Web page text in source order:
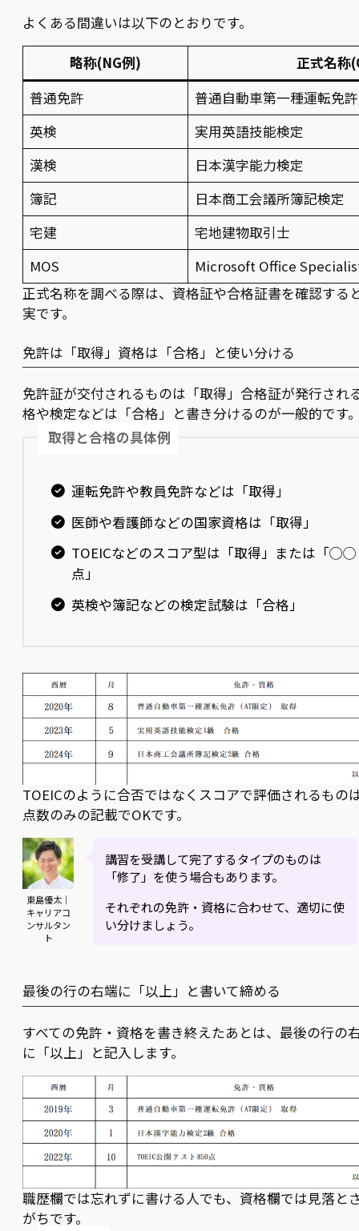
よくある間違いは以下のとおりです。
略称(NG例)
正式名称
普通免許
普通自動車第一種運転免許
英検
実用英語技能検定
漢検
日本漢字能力検定
簿記
日本商工会議所簿記検定
宅建
宅地建物取引士
MOS
Microsoft Office
正式名称を調べる際は、資格証や合格証書を確認する
実です。
免許は「取得」資格は「合格」と使い分ける
免許証が交付されるものは「取得」合格証が発行され
格や検定などは「合格」と書き分けるのが一般的です
取得と合格の具体例
運転免許や教員免許などは「取得」
医師や看護師などの国家資格は「取得」
TOEICなどのスコア型は「取得」または「◯◯
点」
英検や簿記などの検定試験は「合格」
TOEICのように合否ではなくスコアで評価されるもの
点数のみの記載でOKです。
東島優太｜
キャリアコ
ンサルタン
ト
講習を受講して完了するタイプのものは
「修了」を使う場合もあります。
それぞれの免許・資格に合わせて、適切に使
い分けましょう。
最後の行の右端に「以上」と書いて締める
すべての免許・資格を書き終えたあとは、最後の行の
に「以上」と記入します。
職歴欄では忘れずに書ける人でも、資格欄では見落と
がちです。